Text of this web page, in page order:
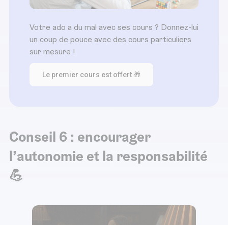
Votre ado a du mal avec ses cours ? Donnez-lui
un coup de pouce avec des cours particuliers
sur mesure !
Le premier cours est offert 🎁
Conseil 6 : encourager
l’autonomie et la responsabilité
💪